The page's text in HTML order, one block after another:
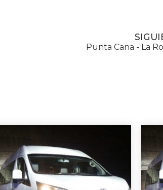
Punta Cana - La